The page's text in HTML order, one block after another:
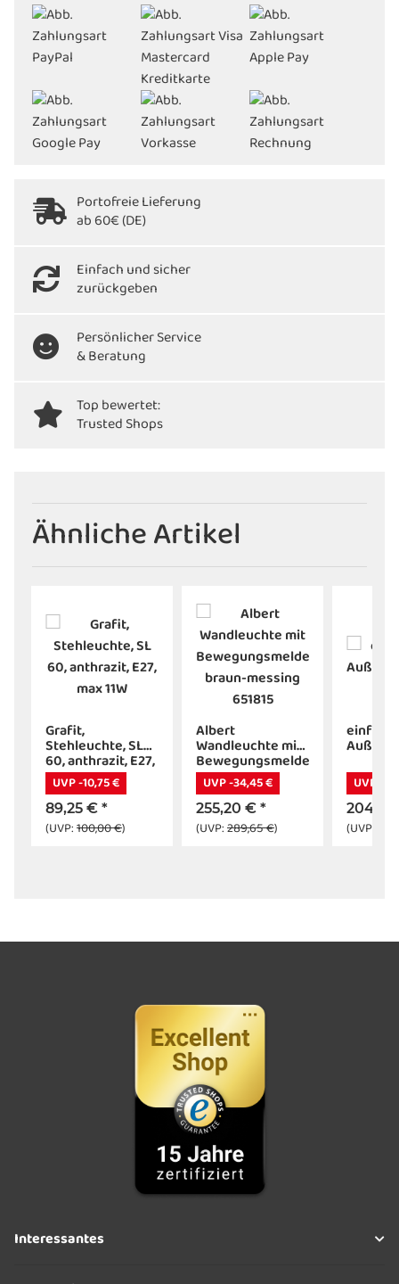
Portofreie Lieferung
ab 60€ (DE)
Einfach und sicher
zurückgeben
Persönlicher Service
& Beratung
Top bewertet:
Trusted Shops
Ähnliche Artikel
Grafit,
Stehleuchte, SL
60, anthrazit, E27,
max 11W
UVP -10,75 €
89,25 € *
(UVP:100,00 €)
Albert
Wandleuchte mit
Bewegungsmelder
braun-messing
651815
UVP -34,45 €
255,20 € *
(UVP:289,65 €)
UVP -
(UVP:
Interessantes